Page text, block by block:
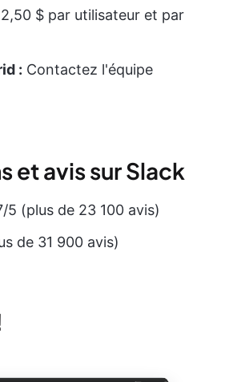
$ par utilisateur et par
: Contactez l'équipe
et avis sur Slack
5 (plus de 23 100 avis)
de 31 900 avis)